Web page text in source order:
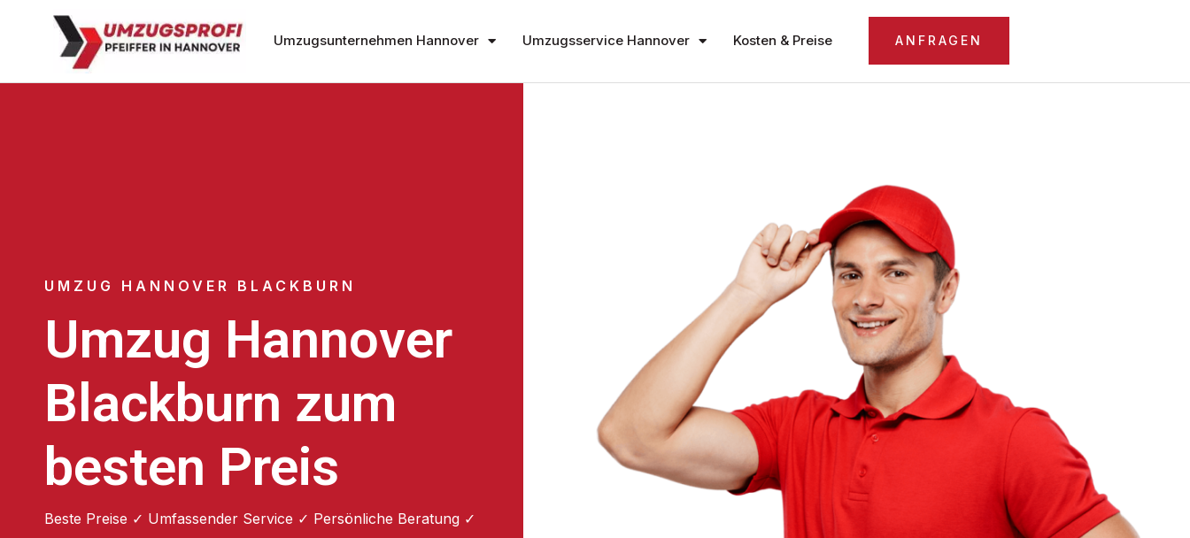
Umzugsunternehmen Hannover Umzugsservice Hannover Kosten & Preise ANFRAGEN
UMZUG HANNOVER BLACKBURN
Umzug Hannover
Blackburn zum
besten Preis
Beste Preise ✓ Umfassender Service ✓ Persönliche Beratung ✓